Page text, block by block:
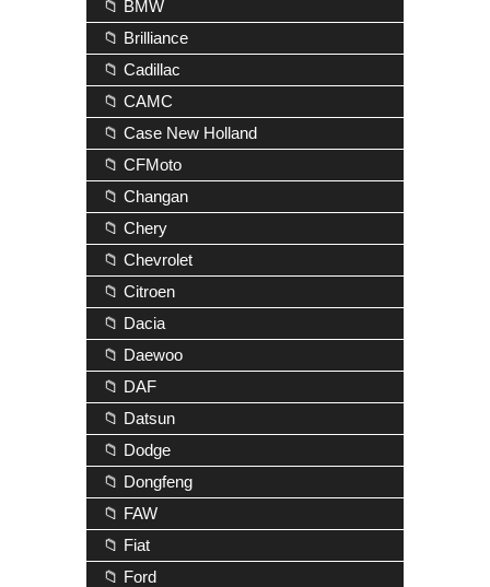
📁 BMW
📁 Brilliance
📁 Cadillac
📁 CAMC
📁 Case New Holland
📁 CFMoto
📁 Changan
📁 Chery
📁 Chevrolet
📁 Citroen
📁 Dacia
📁 Daewoo
📁 DAF
📁 Datsun
📁 Dodge
📁 Dongfeng
📁 FAW
📁 Fiat
📁 Ford